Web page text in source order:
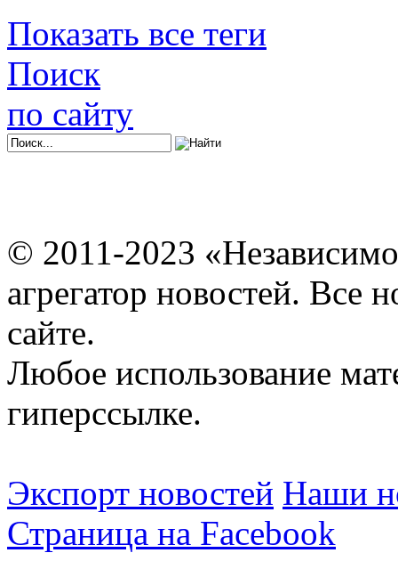
Показать все теги
Поиск
по сайту
© 2011-2023
агрегатор новостей. Все
сайте.
Любое использование
гиперссылке.
Экспорт новостей Наши
Страница на Facebook